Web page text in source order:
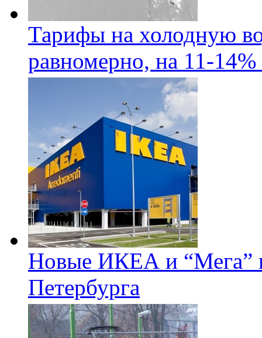
Тарифы на холодную
равномерно, на 11-14%
Новые ИКЕА и “Мега”
Петербурга